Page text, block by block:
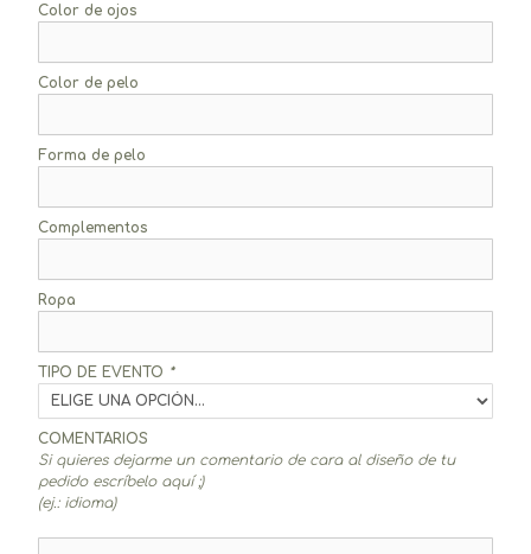
Color de ojos
Color de pelo
Forma de pelo
Complementos
Ropa
TIPO DE EVENTO *
COMENTARIOS
Si quieres dejarme un comentario de cara al diseño de tu
pedido escríbelo aquí ;)
(ej.: idioma)